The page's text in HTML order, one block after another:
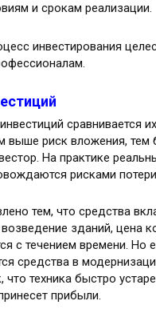
и срокам реализации.
инвестирования
сравнивается
выше риск вложения, тем
На практике
рисками
тем, что средства
возведение зданий, цена
с течением времени. Но
средства в
что техника быстро
прибыли.